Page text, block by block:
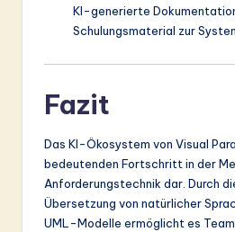
KI-generierte
Schulungsmaterial zur
Fazit
Das KI-Ökosystem von Visual
bedeutenden Fortschritt in der
Anforderungstechnik dar. Durch
Übersetzung von natürlicher
UML-Modelle ermöglicht es